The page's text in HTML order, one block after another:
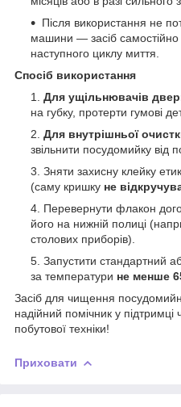
Після використання не
машини — засіб самостійно
наступного циклу миття.
Спосіб використання
Для ущільнювачів
на губку, протерти гумові
Для внутрішньої
звільнити посудомийку від
Зняти захисну клейку
(саму кришку не
Перевернути флакон
його на нижній полиці
столових приборів).
Запустити стандартний
за температури не менше
Засіб для чищення
надійний помічник у підтримці
побутової техніки!
Приховати